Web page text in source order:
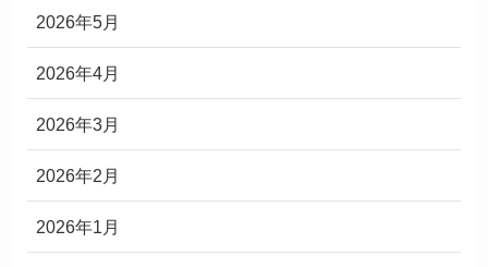
2026年5月
2026年4月
2026年3月
2026年2月
2026年1月